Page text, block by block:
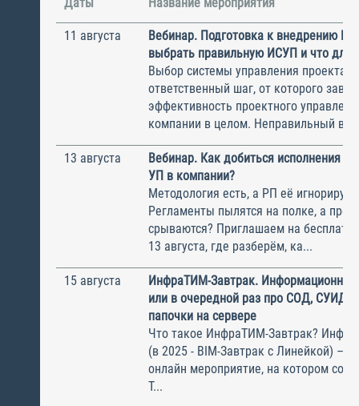
11 августа
Вебинар. Подготовка к внедрению
выбрать правильную ИСУП и что для
Выбор системы управления
ответственный шаг, от которого
эффективность проектного
компании в целом. Неправильный
13 августа
Вебинар. Как добиться исполнения
УП в компании?
Методология есть, а РП её
Регламенты пылятся на полке, а
срываются? Приглашаем на
13 августа, где разберём, ка...
15 августа
ИнфраТИМ-Завтрак.
или в очередной раз про СОД, СУИД и
папочки на сервере
Что такое ИнфраТИМ-Завтрак?
(в 2025 - BIM-Завтрак с Линейкой) –
онлайн мероприятие, на котором
Т...